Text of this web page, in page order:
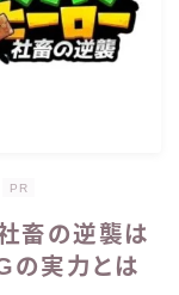
PR
社畜の逆襲は
の実力とは